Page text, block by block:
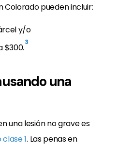
pueden incluir:
y/o
$300.3
una
una lesión no grave es
1. Las penas en